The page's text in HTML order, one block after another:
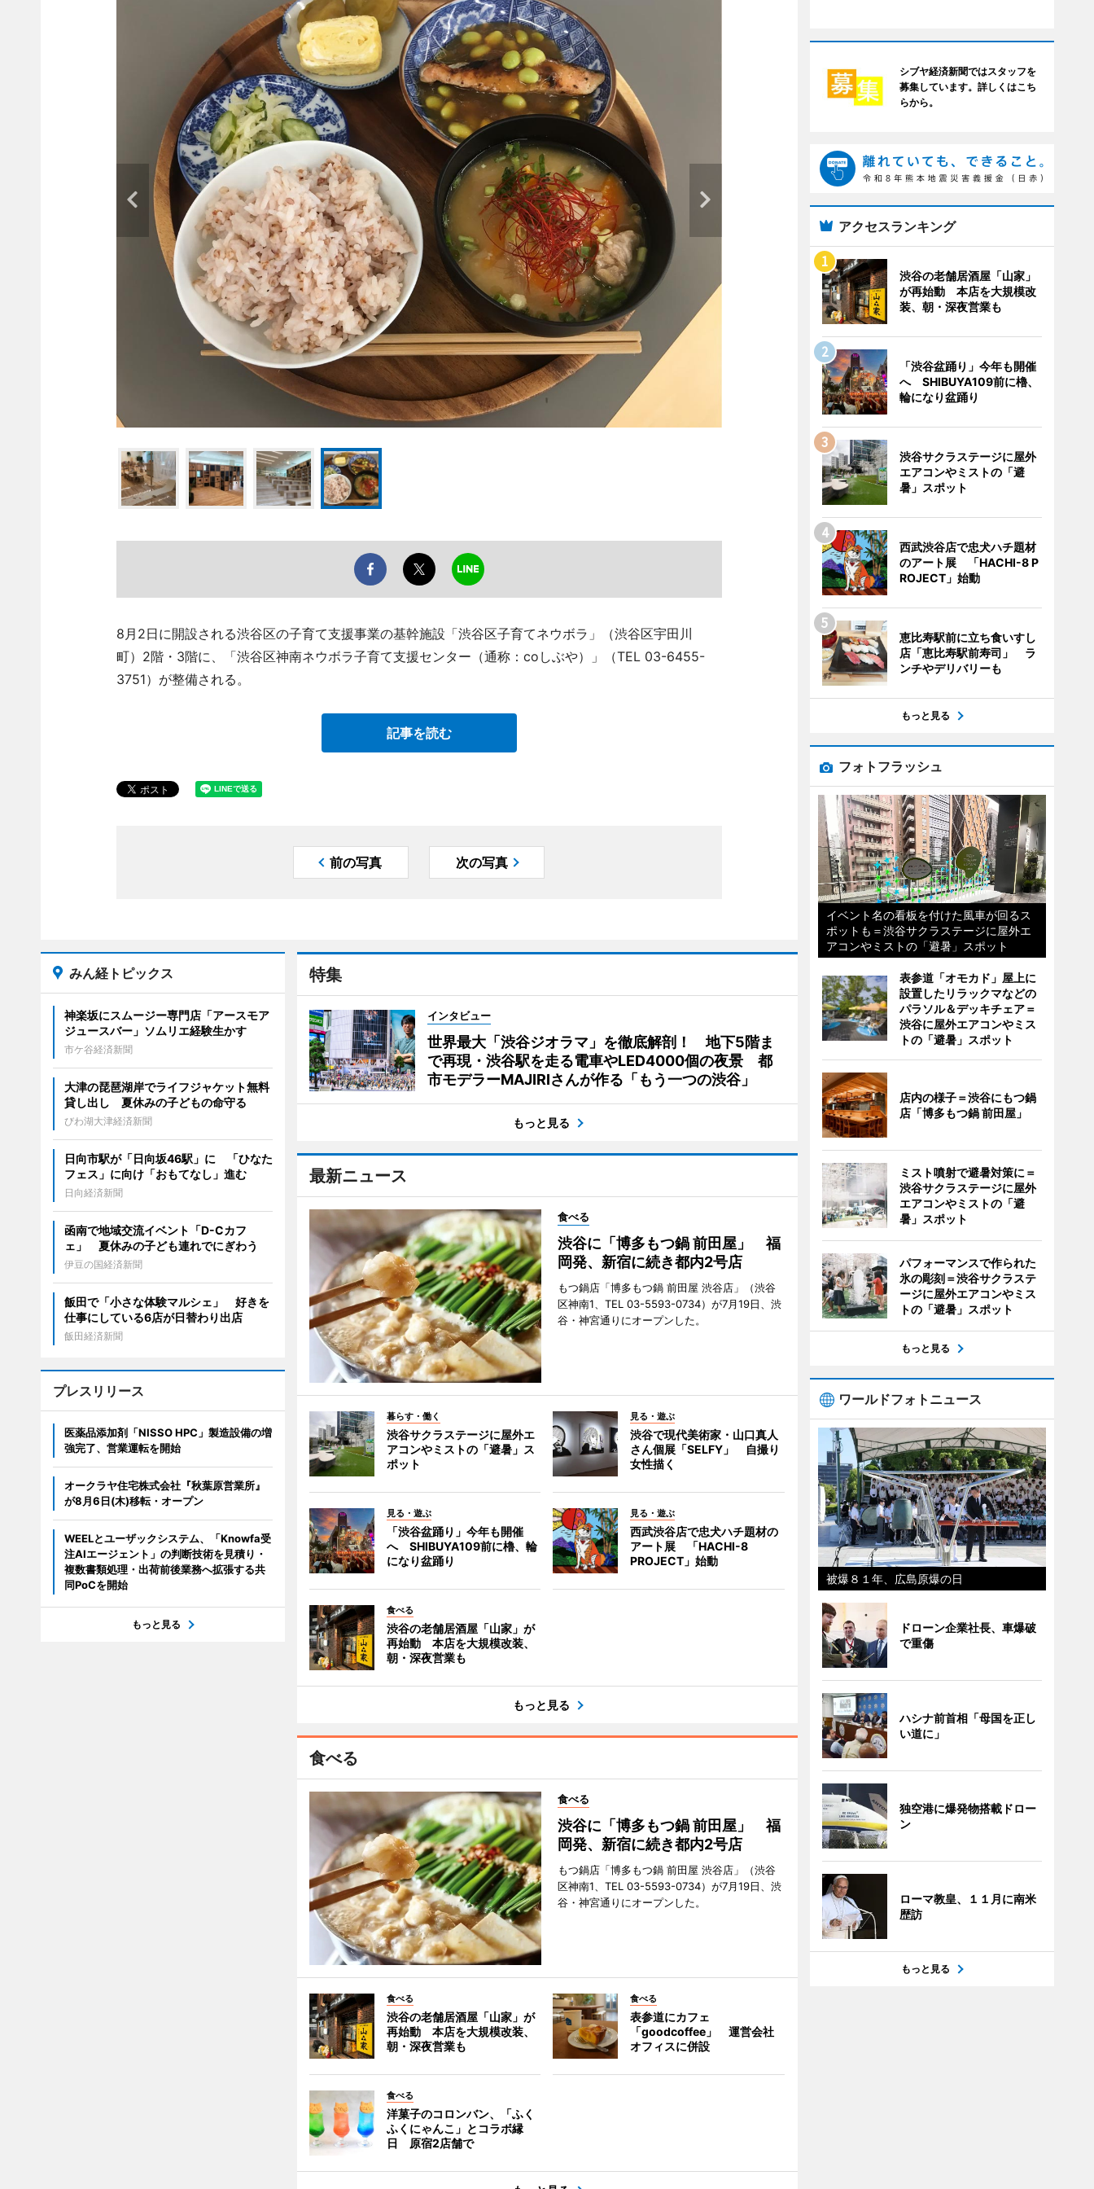
8月2日に開設される渋谷区の子育て支援事業の基幹施設「渋谷区子育てネウボラ」（渋谷区宇田川
町）2階・3階に、「渋谷区神南ネウボラ子育て支援センター（通称：coしぶや）」（TEL 03-6455-
3751）が整備される。
記事を読む
前の写真 次の写真
特集
インタビュー
世界最大「渋谷ジオラマ」を徹底解剖！ 地下5階ま
で再現・渋谷駅を走る電車やLED4000個の夜景 都
市モデラーMAJIRIさんが作る「もう一つの渋谷」
もっと見る
最新ニュース
食べる
渋谷に「博多もつ鍋 前田屋」 福
岡発、新宿に続き都内2号店
もつ鍋店「博多もつ鍋 前田屋 渋谷店」（渋谷
区神南1、TEL 03-5593-0734）が7月19日、渋
谷・神宮通りにオープンした。
暮らす・働く
渋谷サクラステージに屋外エ
アコンやミストの「避暑」ス
ポット
見る・遊ぶ
渋谷で現代美術家・山口真人
さん個展「SELFY」 自撮り
女性描く
見る・遊ぶ
「渋谷盆踊り」今年も開催
へ SHIBUYA109前に櫓、輪
になり盆踊り
見る・遊ぶ
西武渋谷店で忠犬ハチ題材の
アート展 「HACHI-8
PROJECT」始動
食べる
渋谷の老舗居酒屋「山家」が
再始動 本店を大規模改装、
朝・深夜営業も
もっと見る
食べる
食べる
渋谷に「博多もつ鍋 前田屋」 福
岡発、新宿に続き都内2号店
もつ鍋店「博多もつ鍋 前田屋 渋谷店」（渋谷
区神南1、TEL 03-5593-0734）が7月19日、渋
谷・神宮通りにオープンした。
食べる
渋谷の老舗居酒屋「山家」が
再始動 本店を大規模改装、
朝・深夜営業も
食べる
表参道にカフェ
「goodcoffee」 運営会社
オフィスに併設
食べる
洋菓子のコロンバン、「ふく
ふくにゃんこ」とコラボ縁
日 原宿2店舗で
みん経トピックス
神楽坂にスムージー専門店「アースモア
ジュースバー」ソムリエ経験生かす
市ケ谷経済新聞
大津の琵琶湖岸でライフジャケット無料
貸し出し 夏休みの子どもの命守る
びわ湖大津経済新聞
日向市駅が「日向坂46駅」に 「ひなた
フェス」に向け「おもてなし」進む
日向経済新聞
函南で地域交流イベント「D-Cカフ
ェ」 夏休みの子ども連れでにぎわう
伊豆の国経済新聞
飯田で「小さな体験マルシェ」 好きを
仕事にしている6店が日替わり出店
飯田経済新聞
プレスリリース
医薬品添加剤「NISSO HPC」製造設備の増
強完了、営業運転を開始
オークラヤ住宅株式会社『秋葉原営業所』
が8月6日(木)移転・オープン
WEELとユーザックシステム、「Knowfa受
注AIエージェント」の判断技術を見積り・
複数書類処理・出荷前後業務へ拡張する共
同PoCを開始
もっと見る
シブヤ経済新聞ではスタッフを
募集しています。詳しくはこち
らから。
アクセスランキング
渋谷の老舗居酒屋「山家」
が再始動 本店を大規模改
装、朝・深夜営業も
「渋谷盆踊り」今年も開催
へ SHIBUYA109前に櫓、
輪になり盆踊り
渋谷サクラステージに屋外
エアコンやミストの「避
暑」スポット
西武渋谷店で忠犬ハチ題材
のアート展 「HACHI-8 P
ROJECT」始動
恵比寿駅前に立ち食いすし
店「恵比寿駅前寿司」 ラ
ンチやデリバリーも
もっと見る
フォトフラッシュ
イベント名の看板を付けた風車が回るス
ポットも＝渋谷サクラステージに屋外エ
アコンやミストの「避暑」スポット
表参道「オモカド」屋上に
設置したリラックマなどの
パラソル＆デッキチェア＝
渋谷に屋外エアコンやミス
トの「避暑」スポット
店内の様子＝渋谷にもつ鍋
店「博多もつ鍋 前田屋」
ミスト噴射で避暑対策に＝
渋谷サクラステージに屋外
エアコンやミストの「避
暑」スポット
パフォーマンスで作られた
氷の彫刻＝渋谷サクラステ
ージに屋外エアコンやミス
トの「避暑」スポット
もっと見る
ワールドフォトニュース
被爆８１年、広島原爆の日
ドローン企業社長、車爆破
で重傷
ハシナ前首相「母国を正し
い道に」
独空港に爆発物搭載ドロー
ン
ローマ教皇、１１月に南米
歴訪
もっと見る